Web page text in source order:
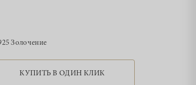
Золочение
КУПИТЬ В ОДИН КЛИК